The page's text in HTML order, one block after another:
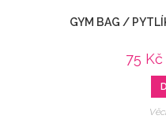
GYM BAG /
75 Kč